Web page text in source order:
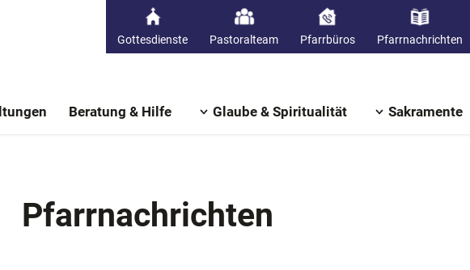
Gottesdienste Pastoralteam Pfarrbüros Pfarrnachrichten
Beratung & Hilfe Glaube & Spiritualität Sakramente
Pfarrnachrichten